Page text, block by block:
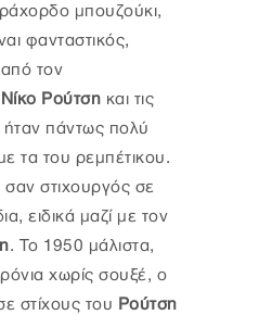
μπουζούκι,
φανταστικός,
τον
Νίκο Ρούτση και τις
πάντως πολύ
τα του ρεμπέτικου.
σαν στιχουργός σε
ειδικά μαζί με τον
. Το 1950 μάλιστα,
χωρίς σουξέ, ο
στίχους του Ρούτση